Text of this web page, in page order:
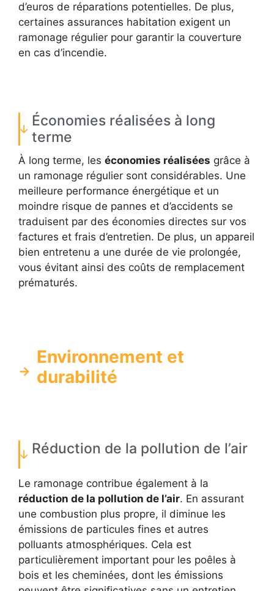
d’euros de réparations potentielles. De plus,
certaines assurances habitation exigent un
ramonage régulier pour garantir la couverture
en cas d’incendie.
Économies réalisées à long
terme
À long terme, les économies réalisées grâce à
un ramonage régulier sont considérables. Une
meilleure performance énergétique et un
moindre risque de pannes et d’accidents se
traduisent par des économies directes sur vos
factures et frais d’entretien. De plus, un appareil
bien entretenu a une durée de vie prolongée,
vous évitant ainsi des coûts de remplacement
prématurés.
Environnement et
durabilité
Réduction de la pollution de l’air
Le ramonage contribue également à la
réduction de la pollution de l’air. En assurant
une combustion plus propre, il diminue les
émissions de particules fines et autres
polluants atmosphériques. Cela est
particulièrement important pour les poêles à
bois et les cheminées, dont les émissions